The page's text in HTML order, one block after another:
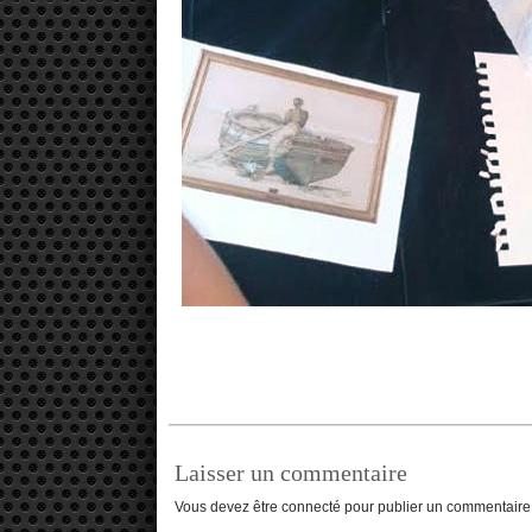
Laisser un commentaire
Vous devez être connecté pour publier un